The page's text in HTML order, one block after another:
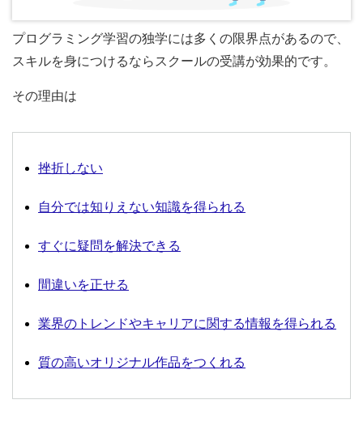
プログラミング学習の独学には多くの限界点があるので、
スキルを身につけるならスクールの受講が効果的です。
その理由は
挫折しない
自分では知りえない知識を得られる
すぐに疑問を解決できる
間違いを正せる
業界のトレンドやキャリアに関する情報を得られる
質の高いオリジナル作品をつくれる